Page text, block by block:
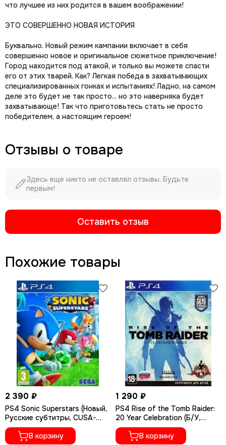
что лучшее из них родится в вашем воображении!
ЭТО СОВЕРШЕННО НОВАЯ ИСТОРИЯ
Буквально. Новый режим кампании включает в себя
совершенно новое и оригинальное сюжетное приключение!
Город находится под атакой, и только вы можете спасти
его от этих тварей. Как? Легкая победа в захватывающих
специализированных гонках и испытаниях! Ладно, на самом
деле это будет не так просто... но это наверняка будет
захватывающе! Так что приготовьтесь стать не просто
победителем, а настоящим героем!
Отзывы о товаре
Здесь еще никто не оставлял отзывы. Будьте
первым!
Оставить отзыв
Похожие товары
2 390 ₽
PS4 Sonic Superstars (Новый,
Русские субтитры, CUSA-
32740)
В корзину
1 290 ₽
PS4 Rise of the Tomb Raider:
20 Year Celebration (Б/У,
Полностью на русском языке,
CUSA-05716)
В корзину